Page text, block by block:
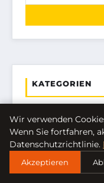
KATEGORIEN
Wir verwenden
Wenn Sie fortfahren,
Datenschutzrichtlinie.
Akzeptieren